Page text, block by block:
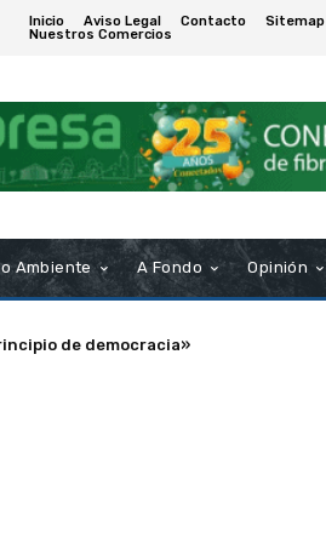
Inicio Aviso Legal Contacto
Sitemap
Nuestros Comercios
Ambiente A Fondo Opinión
de democracia»